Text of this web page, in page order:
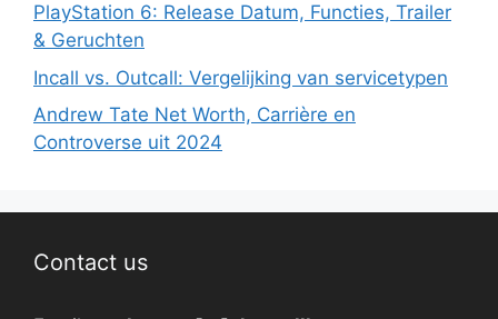
PlayStation 6: Release Datum, Functies, Trailer
& Geruchten
Incall vs. Outcall: Vergelijking van servicetypen
Andrew Tate Net Worth, Carrière en
Controverse uit 2024
Contact us